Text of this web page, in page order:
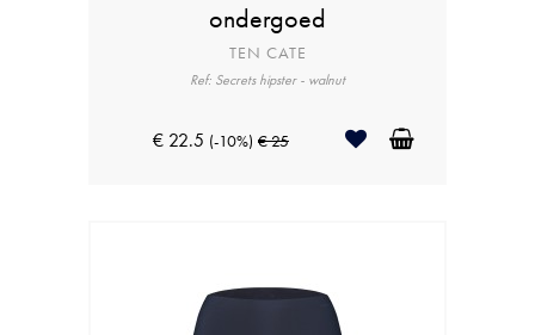
ondergoed
TEN CATE
Ref: Secrets hipster - walnut
€ 22.5 (-10%) € 25